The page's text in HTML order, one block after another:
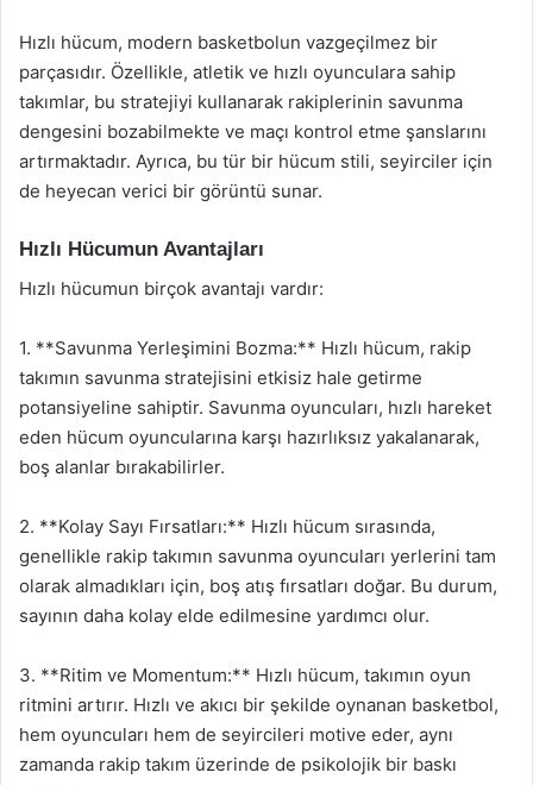
Hızlı hücum, modern basketbolun vazgeçilmez bir
parçasıdır. Özellikle, atletik ve hızlı oyunculara sahip
takımlar, bu stratejiyi kullanarak rakiplerinin savunma
dengesini bozabilmekte ve maçı kontrol etme şanslarını
artırmaktadır. Ayrıca, bu tür bir hücum stili, seyirciler için
de heyecan verici bir görüntü sunar.
Hızlı Hücumun Avantajları
Hızlı hücumun birçok avantajı vardır:
1. **Savunma Yerleşimini Bozma:** Hızlı hücum, rakip
takımın savunma stratejisini etkisiz hale getirme
potansiyeline sahiptir. Savunma oyuncuları, hızlı hareket
eden hücum oyuncularına karşı hazırlıksız yakalanarak,
boş alanlar bırakabilirler.
2. **Kolay Sayı Fırsatları:** Hızlı hücum sırasında,
genellikle rakip takımın savunma oyuncuları yerlerini tam
olarak almadıkları için, boş atış fırsatları doğar. Bu durum,
sayının daha kolay elde edilmesine yardımcı olur.
3. **Ritim ve Momentum:** Hızlı hücum, takımın oyun
ritmini artırır. Hızlı ve akıcı bir şekilde oynanan basketbol,
hem oyuncuları hem de seyircileri motive eder, aynı
zamanda rakip takım üzerinde de psikolojik bir baskı